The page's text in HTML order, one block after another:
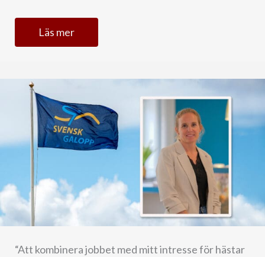
Läs mer
“Att kombinera jobbet med mitt intresse för hästar